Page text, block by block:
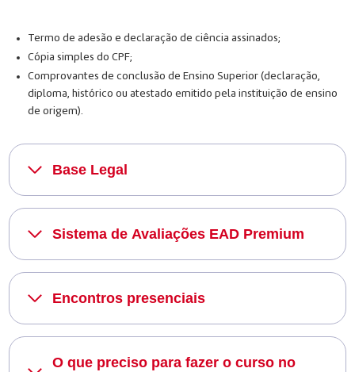
Termo de adesão e declaração de ciência assinados;
Cópia simples do CPF;
Comprovantes de conclusão de Ensino Superior (declaração,
diploma, histórico ou atestado emitido pela instituição de ensino
de origem).
Base Legal
Sistema de Avaliações EAD Premium
Encontros presenciais
O que preciso para fazer o curso no